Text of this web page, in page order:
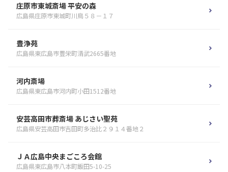
庄原市東城斎場 平安の森
広島県庄原市東城町川鳥５８－１７
豊浄苑
広島県東広島市豊栄町清武2665番地
河内斎場
広島県東広島市河内町小田1512番地
安芸高田市葬斎場 あじさい聖苑
広島県安芸高田市吉田町多治比２９１４番地２
ＪＡ広島中央まごころ会館
広島県東広島市八本町飯田5-10-25